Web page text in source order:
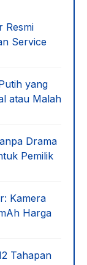
Resmi
Service
yang
atau Malah
Drama
Pemilik
Kamera
Harga
Tahapan